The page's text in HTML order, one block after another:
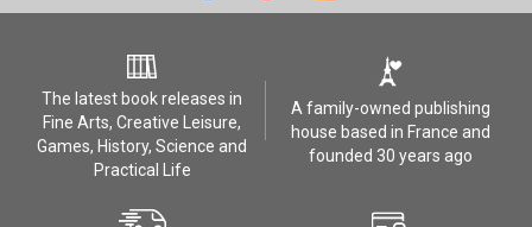
The latest book releases in
Fine Arts, Creative Leisure,
Games, History, Science and
Practical Life
A family-owned publishing
house based in France and
founded 30 years ago